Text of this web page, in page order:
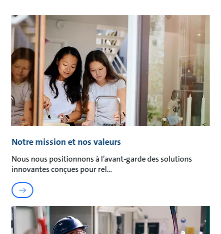
Notre mission et nos valeurs
Nous nous positionnons à l’avant-garde des solutions
innovantes conçues pour rel